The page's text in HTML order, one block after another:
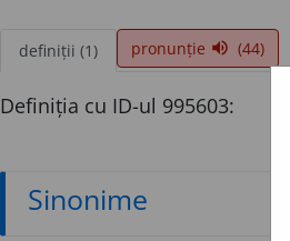
definiții (1) pronunție volume_up (44)
Definiția cu ID-ul 995603:
Sinonime